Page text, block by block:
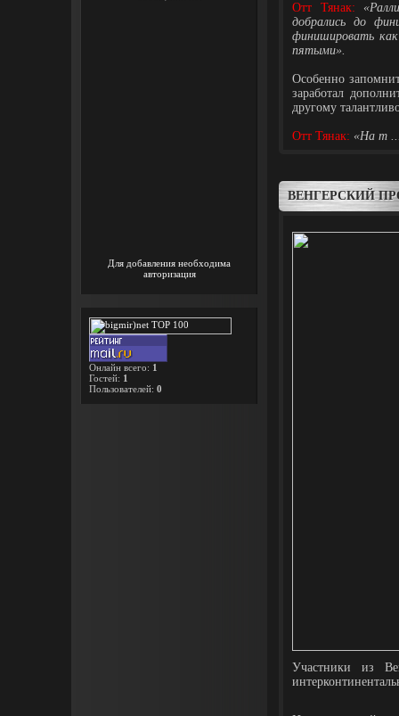
Для добавления необходима
авторизация
Онлайн всего: 1
Гостей: 1
Пользователей: 0
Отт Тянак:
добрались до
финишировать
пятыми».
Особенно
заработал
другому
Отт Тянак: «На т
ВЕНГЕРСКИЙ
Участники из